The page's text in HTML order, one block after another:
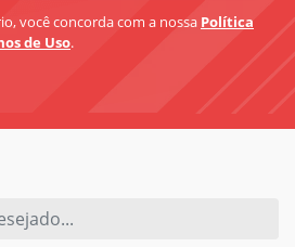
você concorda com a nossa Política
de Uso.